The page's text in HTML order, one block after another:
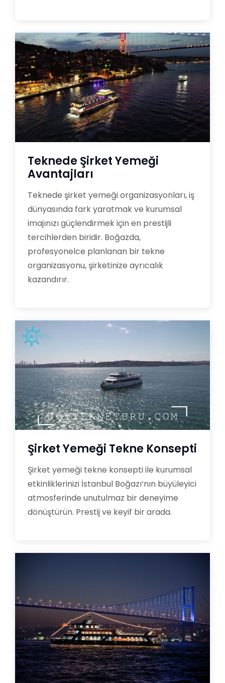
Teknede Şirket Yemeği
Avantajları
Teknede şirket yemeği organizasyonları, iş
dünyasında fark yaratmak ve kurumsal
imajınızı güçlendirmek için en prestijli
tercihlerden biridir. Boğazda,
profesyonelce planlanan bir tekne
organizasyonu, şirketinize ayrıcalık
kazandırır.
Şirket Yemeği Tekne Konsepti
Şirket yemeği tekne konsepti ile kurumsal
etkinliklerinizi İstanbul Boğazı’nın büyüleyici
atmosferinde unutulmaz bir deneyime
dönüştürün. Prestij ve keyif bir arada.